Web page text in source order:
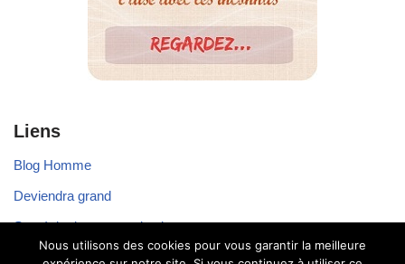
Liens
Blog Homme
Deviendra grand
Stratégie de communication
Voyager seul
Nous utilisons des cookies pour vous garantir la meilleure